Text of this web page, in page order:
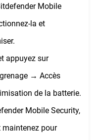
Mobile
la et
appuyez sur
→ Accès
de la batterie.
Mobile Security,
maintenez pour